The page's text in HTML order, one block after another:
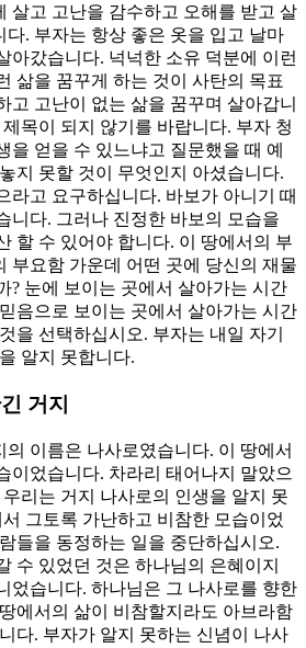
살고 고난을 감수하고 오해를 받고 살
다. 부자는 항상 좋은 옷을 입고 날마
아갔습니다. 넉넉한 소유 덕분에 이런
삶을 꿈꾸게 하는 것이 사탄의 목표
고 고난이 없는 삶을 꿈꾸며 살아갑니
목이 되지 않기를 바랍니다. 부자 청
을 얻을 수 있느냐고 질문했을 때 예
지 못할 것이 무엇인지 아셨습니다.
라고 요구하십니다. 바보가 아니기 때
니다. 그러나 진정한 바보의 모습을
할 수 있어야 합니다. 이 땅에서의 부
부요함 가운데 어떤 곳에 당신의 재물
? 눈에 보이는 곳에서 살아가는 시간
음으로 보이는 곳에서 살아가는 시간
을 선택하십시오. 부자는 내일 자기
알지 못합니다.
거지
이름은 나사로였습니다. 이 땅에서
이었습니다. 차라리 태어나지 말았으
리는 거지 나사로의 인생을 알지 못
그토록 가난하고 비참한 모습이었
들을 동정하는 일을 중단하십시오.
수 있었던 것은 하나님의 은혜이지
었습니다. 하나님은 그 나사로를 향한
에서의 삶이 비참할지라도 아브라함
다. 부자가 알지 못하는 신념이 나사